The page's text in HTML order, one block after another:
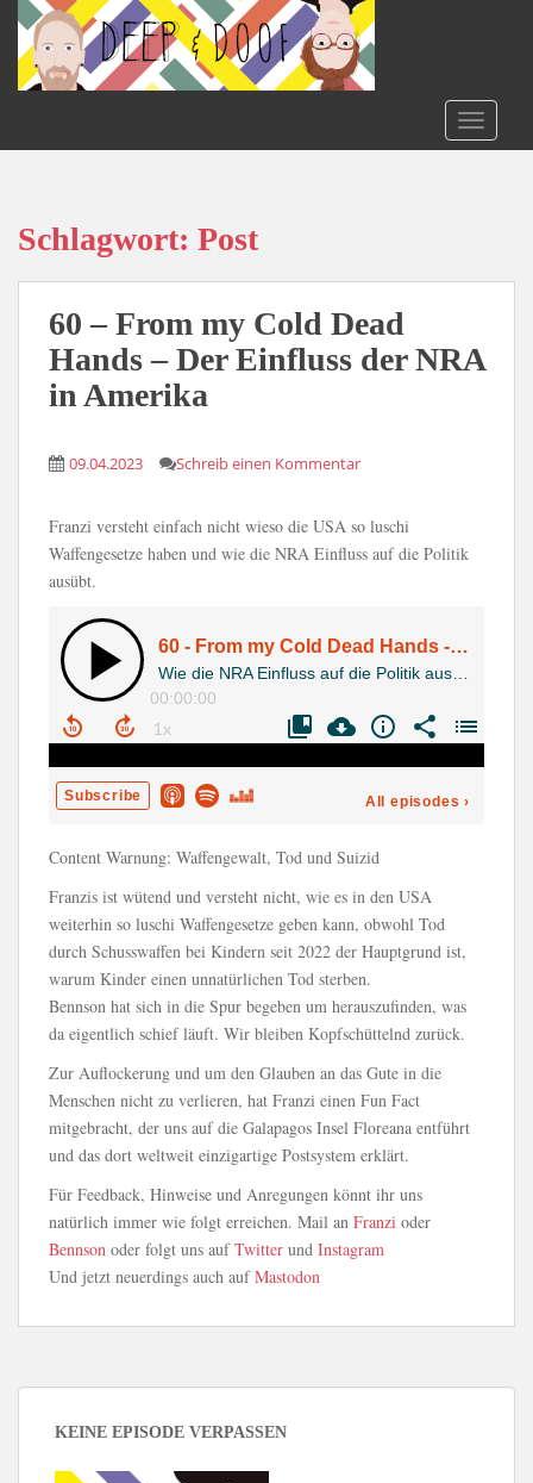
o
Schlagwort: Post
60 – From my Cold Dead
Hands – Der Einfluss der NRA
in Amerika
09.04.2023 Schreib einen Kommentar
Franzi versteht einfach nicht wieso die USA so luschi
Waffengesetze haben und wie die NRA Einfluss auf die Politik
ausübt.
Content Warnung: Waffengewalt, Tod und Suizid
Franzis ist wütend und versteht nicht, wie es in den USA
weiterhin so luschi Waffengesetze geben kann, obwohl Tod
durch Schusswaffen bei Kindern seit 2022 der Hauptgrund ist,
warum Kinder einen unnatürlichen Tod sterben.
Bennson hat sich in die Spur begeben um herauszufinden, was
da eigentlich schief läuft. Wir bleiben Kopfschüttelnd zurück.
Zur Auflockerung und um den Glauben an das Gute in die
Menschen nicht zu verlieren, hat Franzi einen Fun Fact
mitgebracht, der uns auf die Galapagos Insel Floreana entführt
und das dort weltweit einzigartige Postsystem erklärt.
Für Feedback, Hinweise und Anregungen könnt ihr uns
natürlich immer wie folgt erreichen. Mail an Franzi oder
Bennson oder folgt uns aufTwitter und Instagram
Und jetzt neuerdings auch aufMastodon
KEINE EPISODE VERPASSEN